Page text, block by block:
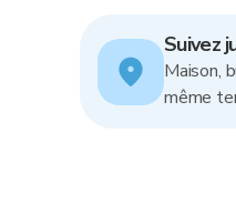
Suivez
Maison,
même